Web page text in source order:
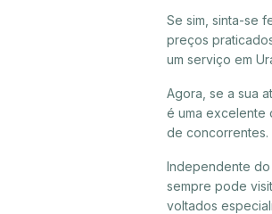
Se sim, sinta-se
preços
um serviço em
Agora, se a sua
é uma excelente
de concorrentes.
Independente
sempre pode
voltados